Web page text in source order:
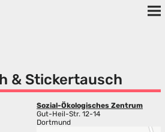
& Stickertausch
Sozial-Ökologisches Zentrum
Gut-Heil-Str. 12-14
Dortmund